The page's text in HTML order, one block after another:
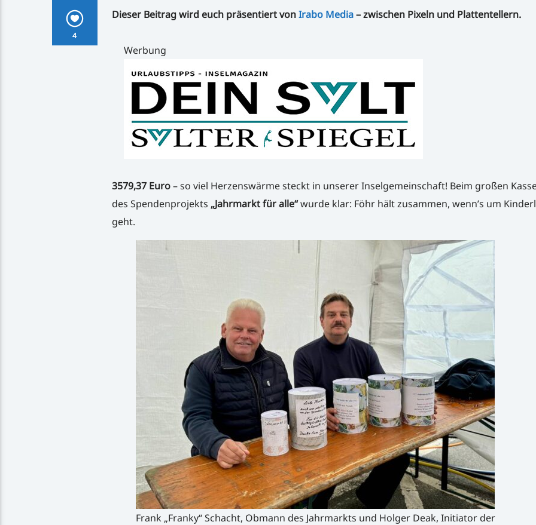
4
Dieser Beitrag wird euch präsentiert vonIrabo Media– zwischen Pixeln und Plattentellern.
Werbung
3579,37 Euro– so viel Herzenswärme steckt in unserer Inselgemeinschaft! Beim großen
des Spendenprojekts „Jahrmarkt für alle“wurde klar: Föhr hält zusammen, wenn’s um
geht.
Frank „Franky“ Schacht, Obmann des Jahrmarkts und Holger Deak, Initiator der